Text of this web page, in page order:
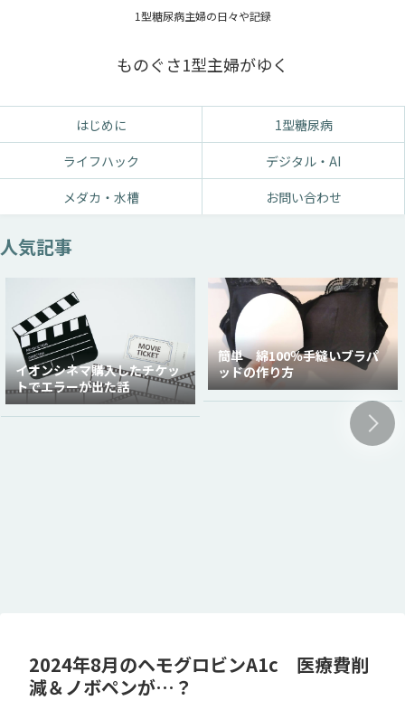
1型糖尿病主婦の日々や記録
ものぐさ1型主婦がゆく
はじめに
1型糖尿病
ライフハック
デジタル・AI
メダカ・水槽
お問い合わせ
人気記事
イオンシネマ購入したチケッ
トでエラーが出た話
簡単 綿100％手縫いブラパ
ッドの作り方
2024年8月のヘモグロビンA1c 医療費削
減＆ノボペンが…？